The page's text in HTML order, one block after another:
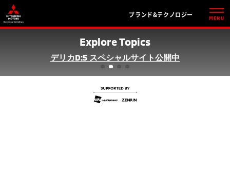
ブランド&テクノロジー
MENU
Explore Topics
デリカD:5 スペシャルサイト公開中